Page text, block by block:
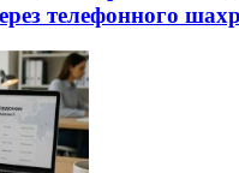
телефонного